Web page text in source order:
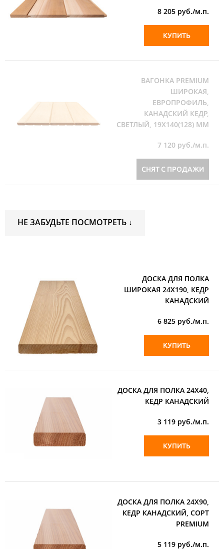
8 205 руб./м.п.
КУПИТЬ
ВАГОНКА PREMIUM
ШИРОКАЯ,
ЕВРОПРОФИЛЬ,
КАНАДСКИЙ КЕДР,
СВЕТЛЫЙ, 19Х140(128) ММ
7 120 руб./м.п.
СНЯТ С ПРОДАЖИ
НЕ ЗАБУДЬТЕ ПОСМОТРЕТЬ ↓
ДОСКА ДЛЯ ПОЛКА
ШИРОКАЯ 24Х190, КЕДР
КАНАДСКИЙ
6 825 руб./м.п.
КУПИТЬ
ДОСКА ДЛЯ ПОЛКА 24Х40,
КЕДР КАНАДСКИЙ
3 119 руб./м.п.
КУПИТЬ
ДОСКА ДЛЯ ПОЛКА 24Х90,
КЕДР КАНАДСКИЙ, СОРТ
PREMIUM
5 119 руб./м.п.